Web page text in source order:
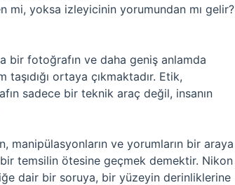
mi, yoksa izleyicinin yorumundan mı gelir?
bir fotoğrafın ve daha geniş anlamda
ortaya çıkmaktadır. Etik,
sadece bir teknik araç değil, insanın
manipülasyonların ve yorumların bir araya
bir temsilin ötesine geçmek demektir. Nikon
dair bir soruya, bir yüzeyin derinliklerine